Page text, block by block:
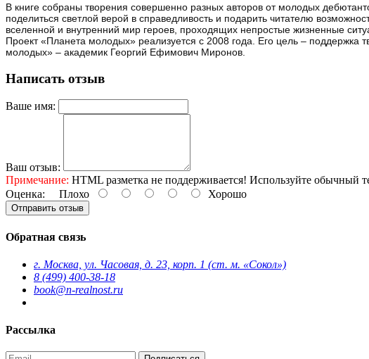
В книге собраны творения совершенно разных авторов от молодых
поделиться светлой верой в справедливость и подарить читателю
вселенной и внутренний мир героев, проходящих непростые жизненные
Проект «Планета молодых» реализуется с 2008 года. Его цель – поддержка
молодых» – академик Георгий Ефимович Миронов.
Написать отзыв
Ваше имя:
Ваш отзыв:
Примечание: HTML разметка не поддерживается! Используйте обычный
Оценка: Плохо Хорошо
Отправить отзыв
Обратная связь
г. Москва, ул. Часовая, д. 23, корп. 1 (ст. м. «Сокол»)
8 (499) 400-38-18
book@n-realnost.ru
Рассылка